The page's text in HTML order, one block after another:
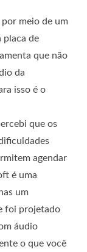
por meio de um
placa de
que não
da
isso é o
que os
agendar
é uma
um
foi projetado
áudio
o que você